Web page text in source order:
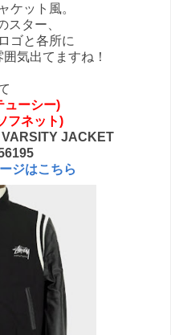
ケット風。
スター、
ゴと各所に
気出てますね！
ューシー)
フネット)
JACKET
ジはこちら